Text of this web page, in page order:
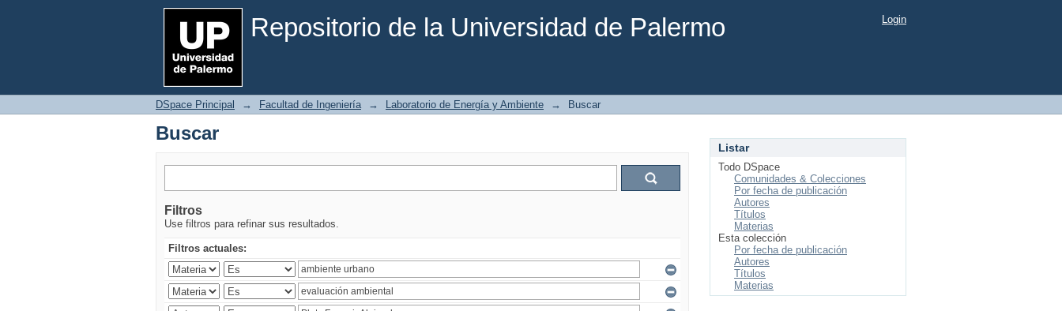
Repositorio de la Universidad de Palermo
Buscar Login
DSpace Principal → Facultad de Ingeniería → Laboratorio de Energía y Ambiente → Buscar
Buscar
Filtros
Use filtros para refinar sus resultados.
Filtros actuales:
Listar
Todo DSpace
Comunidades & Colecciones
Por fecha de publicación
Autores
Títulos
Materias
Esta colección
Por fecha de publicación
Autores
Títulos
Materias